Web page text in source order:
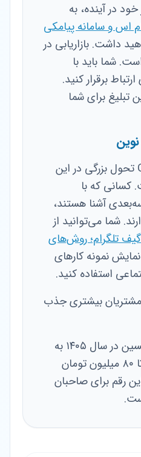
خود در آینده، به
اس و سامانه پیامکی
داشت. بازاریابی در
شما باید با
برقرار کنید.
تبلیغ برای شما
تکنولوژی CAD/CAM تحول بزرگی در این
کسانی که با
آشنا هستند،
شما می‌توانید از
تلگرام؛ روش‌های
نمونه کارهای
استفاده کنید.
مشتریان بیشتری جذب
درآمد ماهانه یک تکنسین در سال ۱۴۰۵ به
طور متوسط بین ۳۰ تا ۸۰ میلیون تومان
رقم برای صاحبان